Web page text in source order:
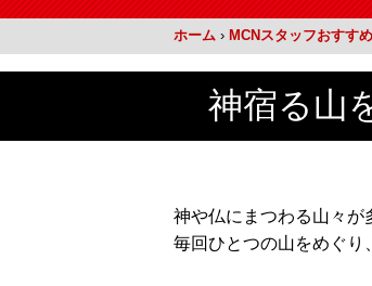
ホーム › MCNスタッフおすす
神宿る山
神や仏にまつわる山々が
毎回ひとつの山をめぐり